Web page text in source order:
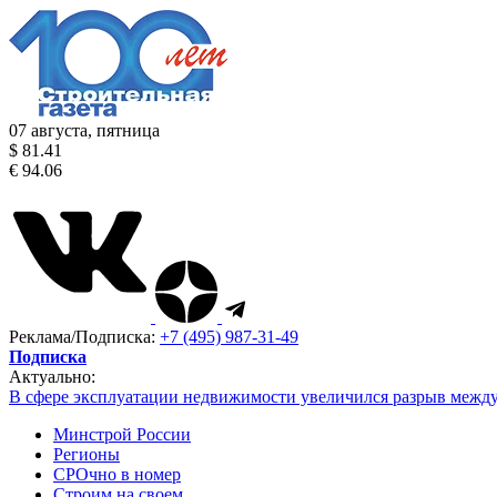
07 августа, пятница
$ 81.41
€ 94.06
Реклама/Подписка: +7 (495) 987-31-49
Подписка
Актуально:
В сфере эксплуатации недвижимости увеличился разрыв
Минстрой России
Регионы
СРОчно в номер